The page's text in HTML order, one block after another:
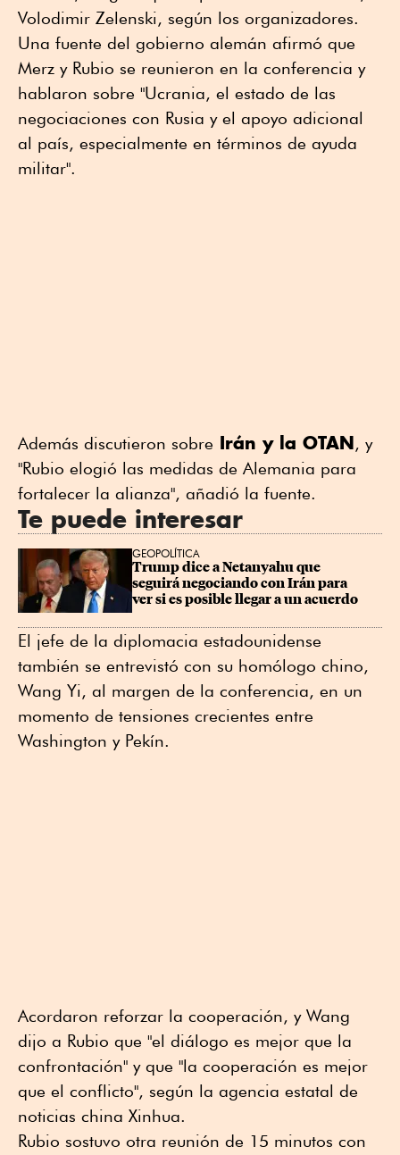
Volodimir Zelenski, según los organizadores.
Una fuente del gobierno alemán afirmó que
Merz y Rubio se reunieron en la conferencia y
hablaron sobre "Ucrania, el estado de las
negociaciones con Rusia y el apoyo adicional
al país, especialmente en términos de ayuda
militar".
Además discutieron sobre Irán y la OTAN, y
"Rubio elogió las medidas de Alemania para
fortalecer la alianza", añadió la fuente.
Te puede interesar
GEOPOLÍTICA
Trump dice a Netanyahu que
seguirá negociando con Irán para
ver si es posible llegar a un acuerdo
El jefe de la diplomacia estadounidense
también se entrevistó con su homólogo chino,
Wang Yi, al margen de la conferencia, en un
momento de tensiones crecientes entre
Washington y Pekín.
Acordaron reforzar la cooperación, y Wang
dijo a Rubio que "el diálogo es mejor que la
confrontación" y que "la cooperación es mejor
que el conflicto", según la agencia estatal de
noticias china Xinhua.
Rubio sostuvo otra reunión de 15 minutos con